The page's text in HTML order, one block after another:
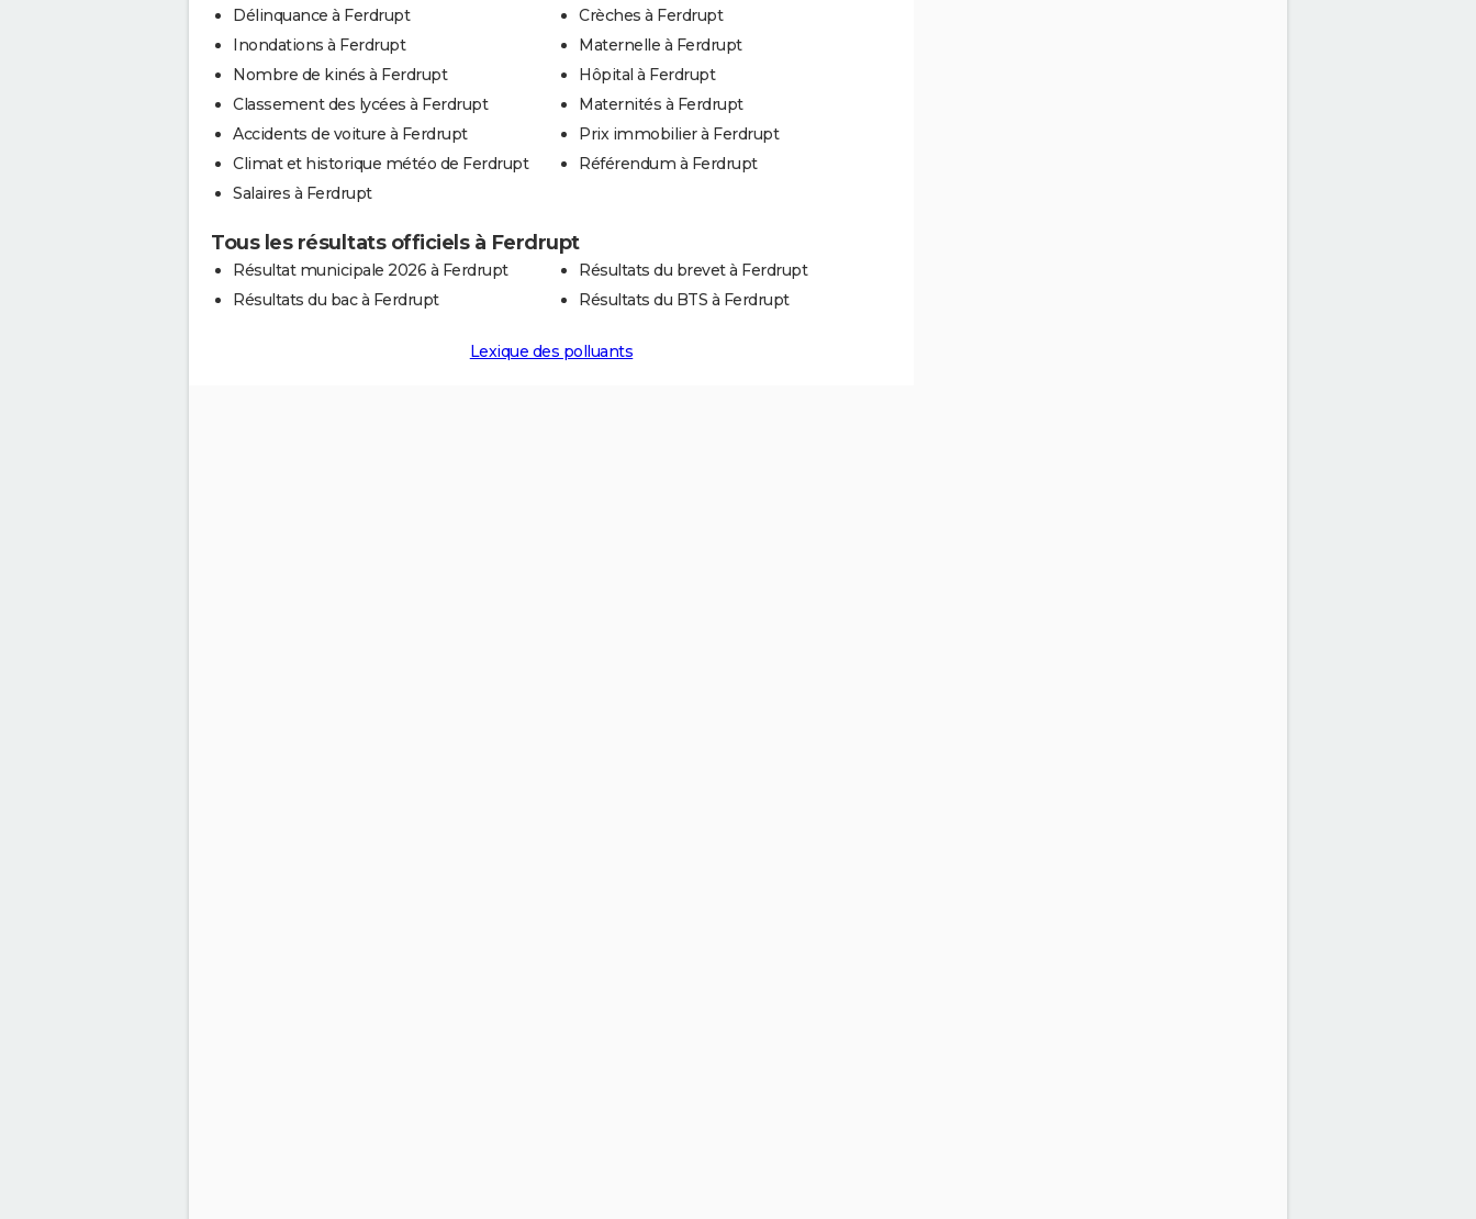
Délinquance à Ferdrupt
Inondations à Ferdrupt
Nombre de kinés à Ferdrupt
Classement des lycées à Ferdrupt
Accidents de voiture à Ferdrupt
Climat et historique météo de Ferdrupt
Salaires à Ferdrupt
Crèches à Ferdrupt
Maternelle à Ferdrupt
Hôpital à Ferdrupt
Maternités à Ferdrupt
Prix immobilier à Ferdrupt
Référendum à Ferdrupt
Tous les résultats officiels à Ferdrupt
Résultat municipale 2026 à Ferdrupt
Résultats du bac à Ferdrupt
Résultats du brevet à Ferdrupt
Résultats du BTS à Ferdrupt
Lexique des polluants